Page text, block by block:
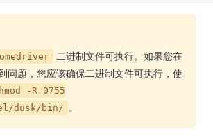
二进制文件可执行。如果您在
问题，您应该确保二进制文件可执行，使
-R 0755
dusk/bin/ 。